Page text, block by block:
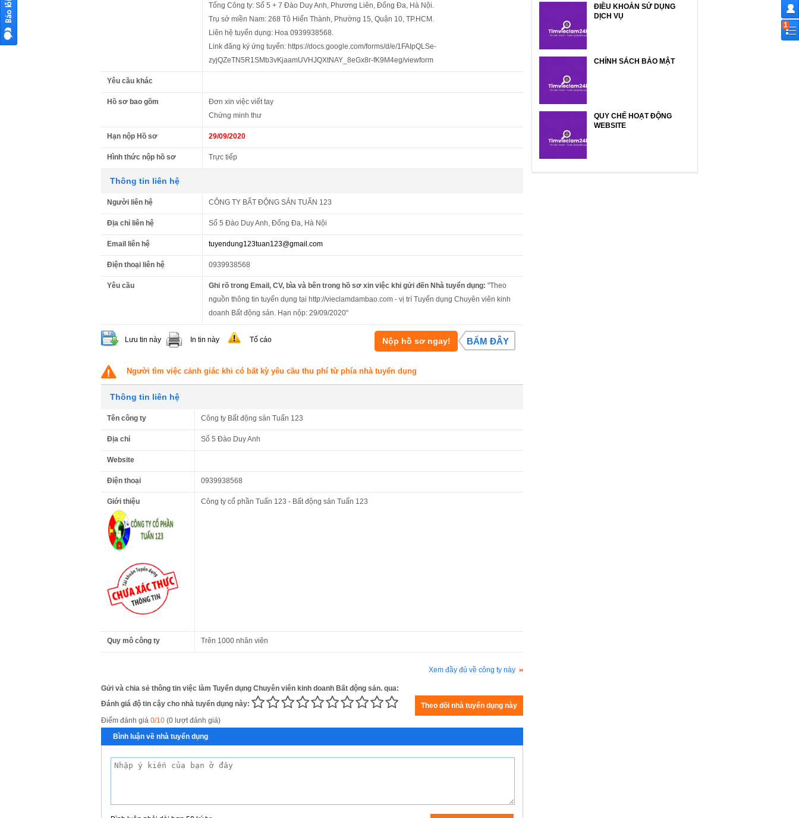
Tổng Công ty: Số 5 + 7 Đào Duy Anh, Phương Liên, Đống Đa, Hà Nội.
Trụ sở miền Nam: 268 Tô Hiến Thành, Phường 15, Quận 10, TP.HCM.
Liên hệ tuyển dụng: Hoa 0939938568.
Link đăng ký ứng tuyển: https://docs.google.com/forms/d/e/1FAIpQLSe-
zyjQZeTN5R1SMb3vKjaamUVHJQXtNAY_8eGx8r-fK9M4eg/viewform
Yêu cầu khác
Hồ sơ bao gồm
Đơn xin việc viết tay
Chứng minh thư
Hạn nộp Hồ sơ 29/09/2020
Hình thức nộp hồ sơ Trực tiếp
Thông tin liên hệ
Người liên hệ CÔNG TY BẤT ĐỘNG SẢN TUẤN 123
Địa chỉ liên hệ Số 5 Đào Duy Anh, Đống Đa, Hà Nội
Email liên hệ tuyendung123tuan123@gmail.com
Điện thoại liên hệ 0939938568
Yêu cầu Ghi rõ trong Email, CV, bìa và bên trong hồ sơ xin việc khi gửi đến Nhà tuyển dụng: "Theo
nguồn thông tin tuyển dụng tại http://vieclamdambao.com - vị trí Tuyển dụng Chuyên viên kinh
doanh Bất động sản. Hạn nộp: 29/09/2020"
Lưu tin này In tin này Tố cáo Nộp hồ sơ ngay! BẤM ĐÂY
Người tìm việc cảnh giác khi có bất kỳ yêu cầu thu phí từ phía nhà tuyển dụng
Thông tin liên hệ
Tên công ty Công ty Bất động sản Tuấn 123
Địa chỉ Số 5 Đào Duy Anh
Website
Điện thoại 0939938568
Giới thiệu Công ty cổ phần Tuấn 123 - Bất động sản Tuấn 123
Quy mô công ty Trên 1000 nhân viên
Xem đầy đủ về công ty này
Gửi và chia sẻ thông tin việc làm Tuyển dụng Chuyên viên kinh doanh Bất động sản. qua:
Đánh giá độ tin cậy cho nhà tuyển dụng này:
Điểm đánh giá 0/10 (0 lượt đánh giá)
Bình luận về nhà tuyển dụng
ĐIỀU KHOẢN SỬ DỤNG
DỊCH VỤ
CHÍNH SÁCH BẢO MẬT
QUY CHẾ HOẠT ĐỘNG
WEBSITE
1